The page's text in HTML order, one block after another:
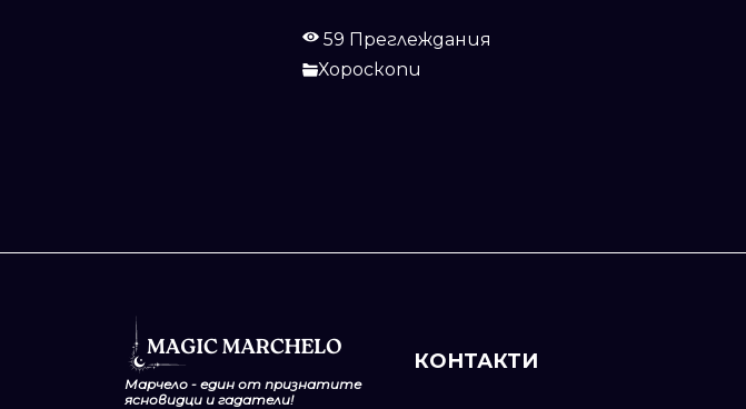
59 Преглеждания
Хороскопи
Марчело - един от признатите
ясновидци и гадатели!
КОНТАКТИ